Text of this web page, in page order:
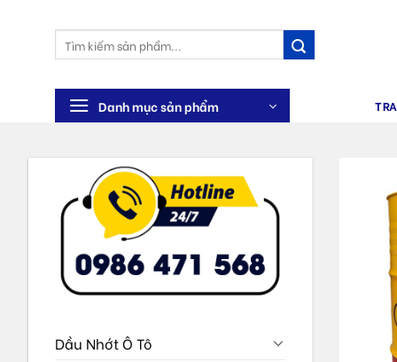
kiếm:
Danh mục sản phẩm
Dầu Nhớt Ô Tô